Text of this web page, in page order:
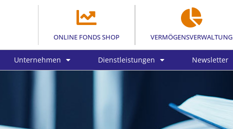
ONLINE FONDS SHOP VERMÖGENSVERWALTUNG
Unternehmen Dienstleistungen Newsletter